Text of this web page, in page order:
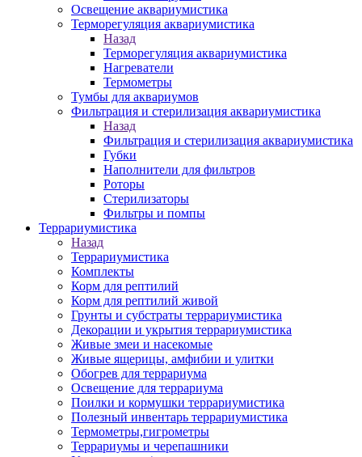
Освещение аквариумистика
Терморегуляция аквариумистика
Назад
Терморегуляция аквариумистика
Нагреватели
Термометры
Тумбы для аквариумов
Фильтрация и стерилизация аквариумистика
Назад
Фильтрация и стерилизация аквариумистика
Губки
Наполнители для фильтров
Роторы
Стерилизаторы
Фильтры и помпы
Террариумистика
Назад
Террариумистика
Комплекты
Корм для рептилий
Корм для рептилий живой
Грунты и субстраты террариумистика
Декорации и укрытия террариумистика
Живые змеи и насекомые
Живые ящерицы, амфибии и улитки
Обогрев для террариума
Освещение для террариума
Поилки и кормушки террариумистика
Полезный инвентарь террариумистика
Термометры,гигрометры
Террариумы и черепашники